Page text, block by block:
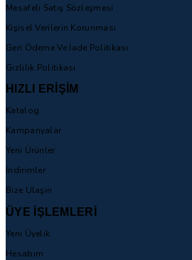
Mesafeli Satış Sözleşmesi
Kişisel Verilerin Korunması
Geri Ödeme Ve İade Politikası
Gizlilik Politikası
HIZLI ERİŞİM
Katalog
Kampanyalar
Yeni Ürünler
İndirimler
Bize Ulaşın
ÜYE İŞLEMLERİ
Yeni Üyelik
Hesabım